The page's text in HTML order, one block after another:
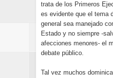
trata de los Primeros
es evidente que el tema
general sea manejado
Estado y no siempre -
afecciones menores- el
debate público.
Tal vez muchos